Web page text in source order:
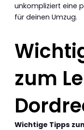
unkompliziert eine
für deinen Umzug.
zum
Wichtige Tipps